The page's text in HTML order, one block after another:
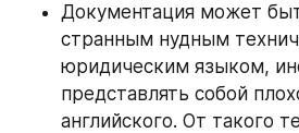
Документация может
странным нудным
юридическим языком,
представлять собой
английского. От такого